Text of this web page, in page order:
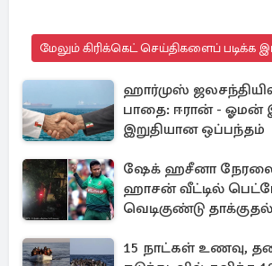
மேலும் கிரிக்கெட் செய்திகளைப் படிக்க
ஹார்முஸ்
பாதை: ஈரான் - ஓமன்
இறுதியான ஒப்பந்தம்
ஷேக் ஹசீனா
ஹாசன் வீட்டில்
வெடிகுண்டு தாக்குதல்
15 நாட்கள் உணவு,